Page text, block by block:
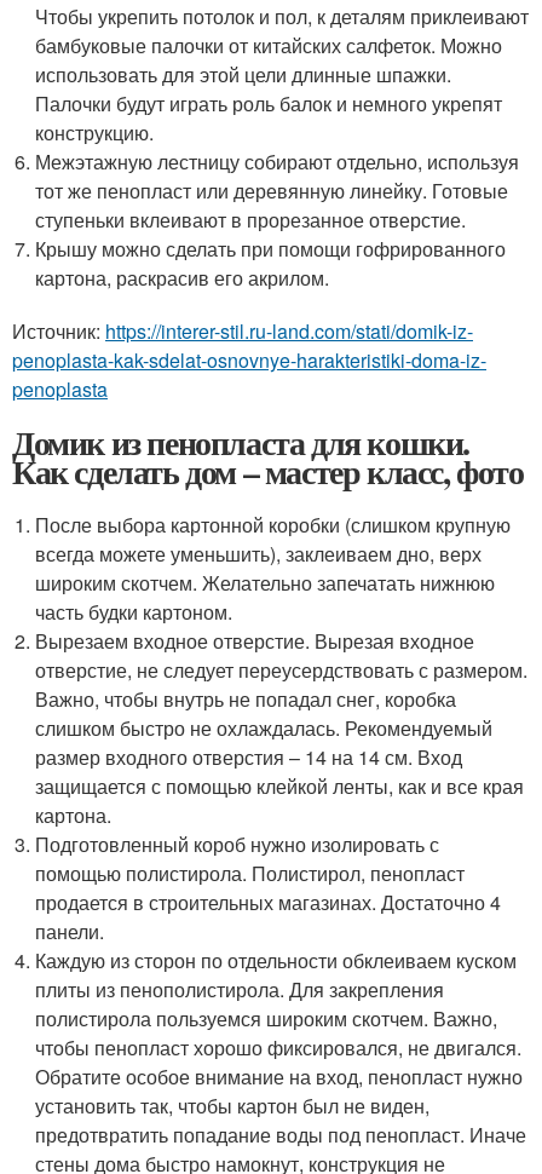
Чтобы укрепить потолок и пол, к деталям приклеивают
бамбуковые палочки от китайских салфеток. Можно
использовать для этой цели длинные шпажки.
Палочки будут играть роль балок и немного укрепят
конструкцию.
Межэтажную лестницу собирают отдельно, используя
тот же пенопласт или деревянную линейку. Готовые
ступеньки вклеивают в прорезанное отверстие.
Крышу можно сделать при помощи гофрированного
картона, раскрасив его акрилом.
Источник: https://interer-stil.ru-land.com/stati/domik-iz-
penoplasta-kak-sdelat-osnovnye-harakteristiki-doma-iz-
penoplasta
Домик из пенопласта для кошки.
Как сделать дом – мастер класс, фото
После выбора картонной коробки (слишком крупную
всегда можете уменьшить), заклеиваем дно, верх
широким скотчем. Желательно запечатать нижнюю
часть будки картоном.
Вырезаем входное отверстие. Вырезая входное
отверстие, не следует переусердствовать с размером.
Важно, чтобы внутрь не попадал снег, коробка
слишком быстро не охлаждалась. Рекомендуемый
размер входного отверстия – 14 на 14 см. Вход
защищается с помощью клейкой ленты, как и все края
картона.
Подготовленный короб нужно изолировать с
помощью полистирола. Полистирол, пенопласт
продается в строительных магазинах. Достаточно 4
панели.
Каждую из сторон по отдельности обклеиваем куском
плиты из пенополистирола. Для закрепления
полистирола пользуемся широким скотчем. Важно,
чтобы пенопласт хорошо фиксировался, не двигался.
Обратите особое внимание на вход, пенопласт нужно
установить так, чтобы картон был не виден,
предотвратить попадание воды под пенопласт. Иначе
стены дома быстро намокнут, конструкция не